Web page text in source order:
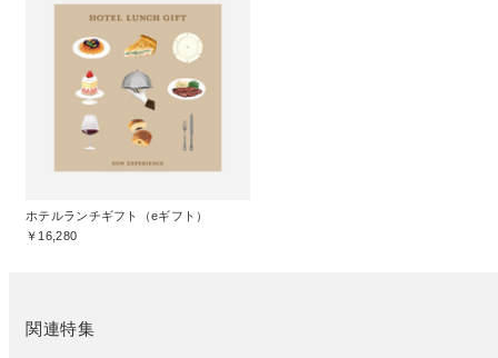
ホテルランチギフト（eギフト）
￥16,280
関連特集